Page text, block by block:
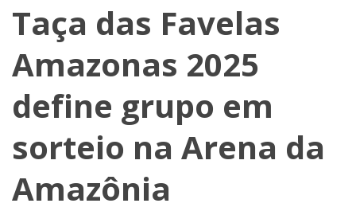
Taça das Favelas
Amazonas 2025
define grupo em
sorteio na Arena da
Amazônia